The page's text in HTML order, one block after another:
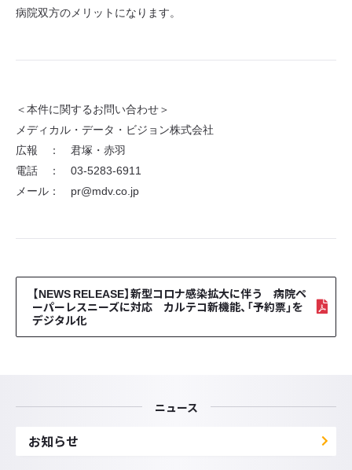
病院双方のメリットになります。
＜本件に関するお問い合わせ＞
メディカル・データ・ビジョン株式会社
広報 ： 君塚・赤羽
電話 ： 03-5283-6911
メール： pr@mdv.co.jp
【NEWS RELEASE】新型コロナ感染拡大に伴う 病院ペ
ーパーレスニーズに対応 カルテコ新機能、「予約票」を
デジタル化
ニュース
お知らせ